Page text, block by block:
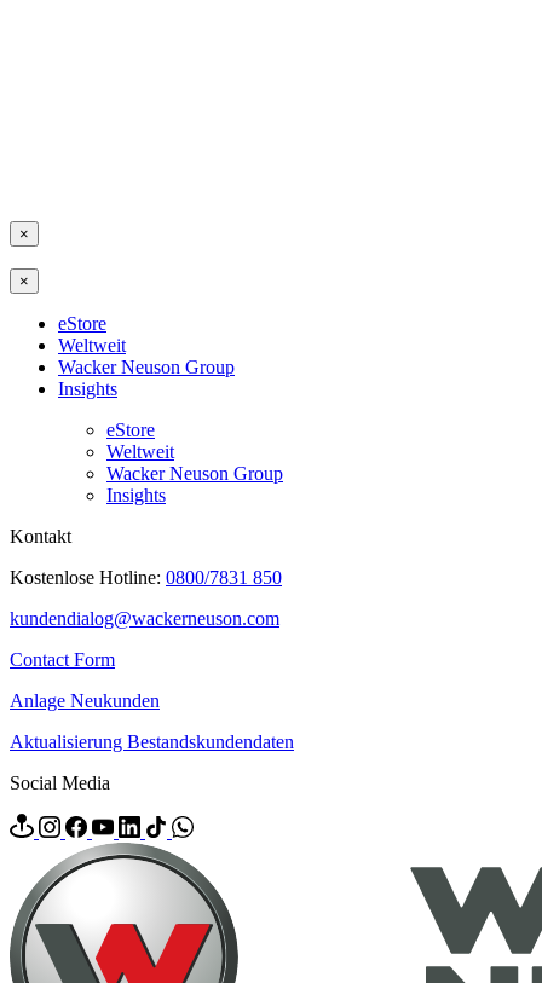
×
×
eStore
Weltweit
Wacker Neuson Group
Insights
eStore
Weltweit
Wacker Neuson Group
Insights
Kontakt
Kostenlose Hotline: 0800/7831 850
kundendialog@wackerneuson.com
Contact Form
Anlage Neukunden
Aktualisierung Bestandskundendaten
Social Media